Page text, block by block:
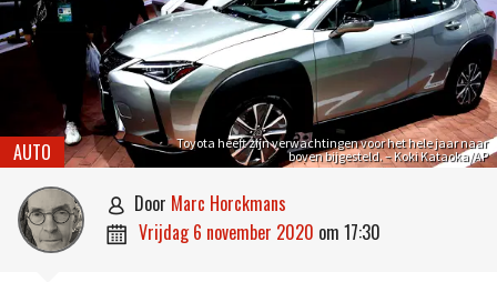
Toyota heeft zijn verwachtingen voor het hele jaar naar
boven bijgesteld. – Koki Kataoka/AP
AUTO
 door Marc Horckmans
 vrijdag 6 november 2020 om 17:30